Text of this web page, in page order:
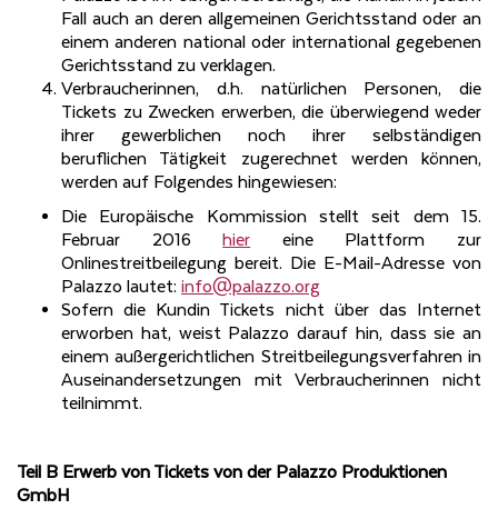
Fall auch an deren allgemeinen Gerichtsstand oder an
einem anderen national oder international gegebenen
Gerichtsstand zu verklagen.
Verbraucherinnen, d.h. natürlichen Personen, die
Tickets zu Zwecken erwerben, die überwiegend weder
ihrer gewerblichen noch ihrer selbständigen
beruflichen Tätigkeit zugerechnet werden können,
werden auf Folgendes hingewiesen:
Die Europäische Kommission stellt seit dem 15.
Februar 2016hier
eine Plattform zur
Onlinestreitbeilegung bereit. Die E-Mail-Adresse von
Palazzo lautet: info@palazzo.org
Sofern die Kundin Tickets nicht über das Internet
erworben hat, weist Palazzo darauf hin, dass sie an
einem außergerichtlichen Streitbeilegungsverfahren in
Auseinandersetzungen mit Verbraucherinnen nicht
teilnimmt.
Teil B Erwerb von Tickets von der Palazzo Produktionen
GmbH